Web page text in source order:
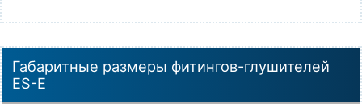
Габаритные размеры фитингов-глушителей
ES-E